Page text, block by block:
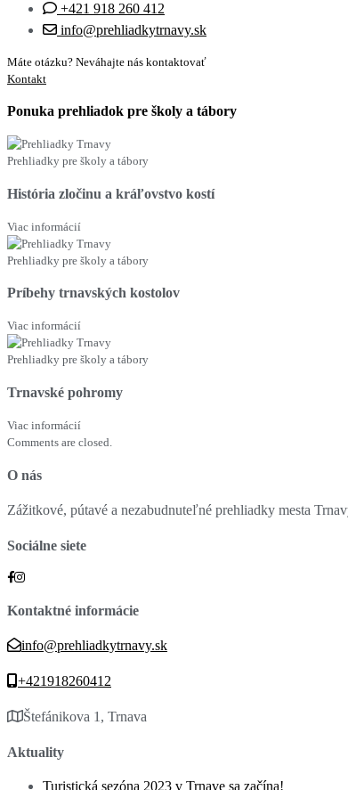
+421 918 260 412
info@prehliadkytrnavy.sk
Máte otázku? Neváhajte nás kontaktovať
Kontakt
Ponuka prehliadok pre školy a tábory
Prehliadky pre školy a tábory
História zločinu a kráľovstvo kostí
Viac informácií
Prehliadky pre školy a tábory
Príbehy trnavských kostolov
Viac informácií
Prehliadky pre školy a tábory
Trnavské pohromy
Viac informácií
Comments are closed.
O nás
Zážitkové, pútavé a nezabudnuteľné prehliadky mesta
Sociálne siete
Kontaktné informácie
info@prehliadkytrnavy.sk
+421918260412
Štefánikova 1, Trnava
Aktuality
Turistická sezóna 2023 v Trnave sa začína!